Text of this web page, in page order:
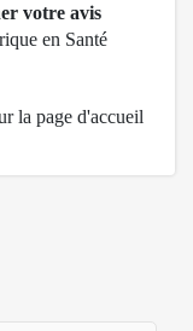
votre avis
en Santé
la page d'accueil